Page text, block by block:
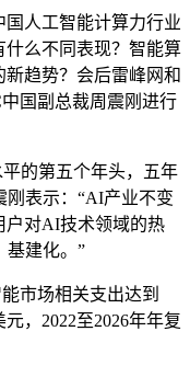
人工智能计算力行业
么不同表现？智能算
趋势？会后雷峰网和
国副总裁周震刚进行
的第五个年头，五年
表示：“AI产业不变
户对AI技术领域的热
基建化。”
市场相关支出达到
，2022至2026年年复